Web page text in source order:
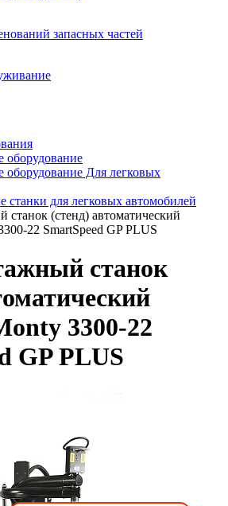
Для легковых
для легковых автомобилей
(стенд) автоматический
22 SmartSpeed GP PLUS
станок
3300-22
GP PLUS